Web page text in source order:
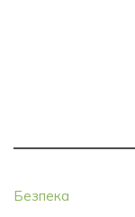
Безпека